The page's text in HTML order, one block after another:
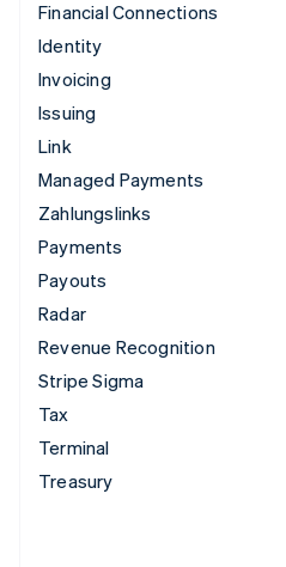
Financial Connections
Identity
Invoicing
Issuing
Link
Managed Payments
Zahlungslinks
Payments
Payouts
Radar
Revenue Recognition
Stripe Sigma
Tax
Terminal
Treasury